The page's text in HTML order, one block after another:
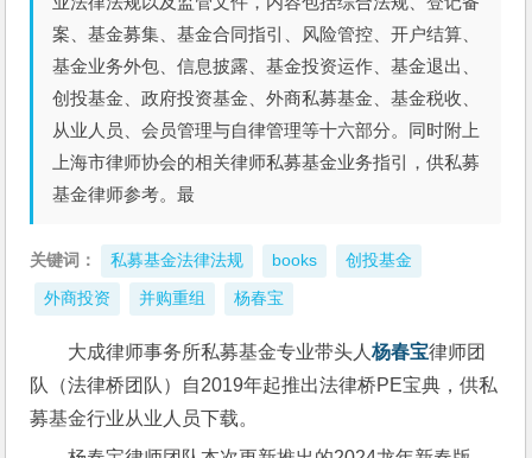
案、基金募集、基金合同指引、风险管控、开户结算、
基金业务外包、信息披露、基金投资运作、基金退出、
创投基金、政府投资基金、外商私募基金、基金税收、
从业人员、会员管理与自律管理等十六部分。同时附上
上海市律师协会的相关律师私募基金业务指引，供私募
基金律师参考。最
关键词： 私募基金法律法规 books 创投基金
外商投资 并购重组 杨春宝
大成律师事务所私募基金专业带头人杨春宝律师团
队（法律桥团队）自2019年起推出法律桥PE宝典，供私
募基金行业从业人员下载。